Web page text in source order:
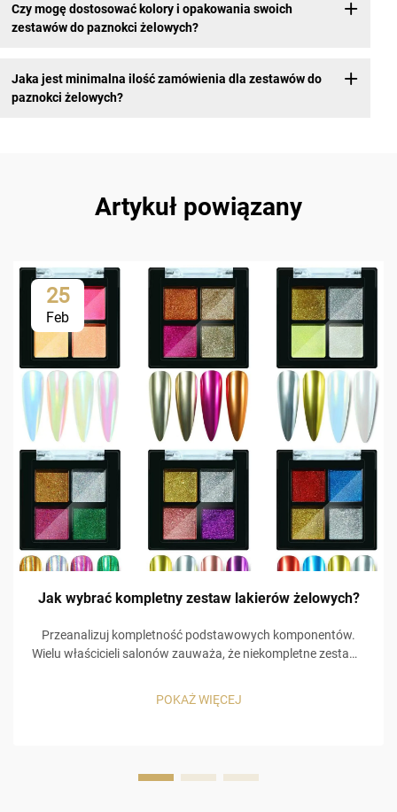
Czy mogę dostosować kolory i opakowania swoich
zestawów do paznokci żelowych?
Jaka jest minimalna ilość zamówienia dla zestawów do
paznokci żelowych?
Artykuł powiązany
25
Feb
Jak wybrać kompletny zestaw lakierów żelowych?
Przeanalizuj kompletność podstawowych komponentów.
Wielu właścicieli salonów zauważa, że niekompletne zestawy
prowadzi do dodatkowych kosztów. Na przykład
niskojakościowa warstwa bazowa powoduje odpryskiwanie
POKAŻ WIĘCEJ